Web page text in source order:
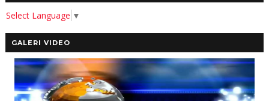
Select Language ▼
GALERI VIDEO